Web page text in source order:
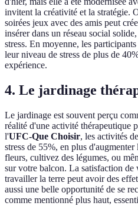
invitent la créativité et la stratégie.
soirées jeux avec des amis peut
insérer dans un réseau social
stress. En moyenne, les
leur niveau de stress de plus de
expérience.
4. Le jardinage
Le jardinage est souvent perçu
réalité d'une activité thérapeutique
l'UFC-Que Choisir, les activités
stress de 55%, en plus
fleurs, cultivez des légumes, ou
sur votre balcon. La satisfaction de
travailler la terre peut avoir des
aussi une belle opportunité de se
comme mentionné plus haut,